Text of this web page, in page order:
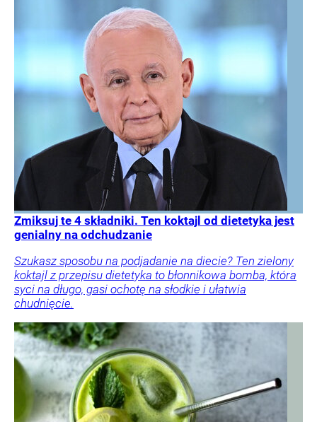
Zmiksuj te 4 składniki. Ten koktajl od dietetyka jest
genialny na odchudzanie
Szukasz sposobu na podjadanie na diecie? Ten zielony
koktajl z przepisu dietetyka to błonnikowa bomba, która
syci na długo, gasi ochotę na słodkie i ułatwia
chudnięcie.